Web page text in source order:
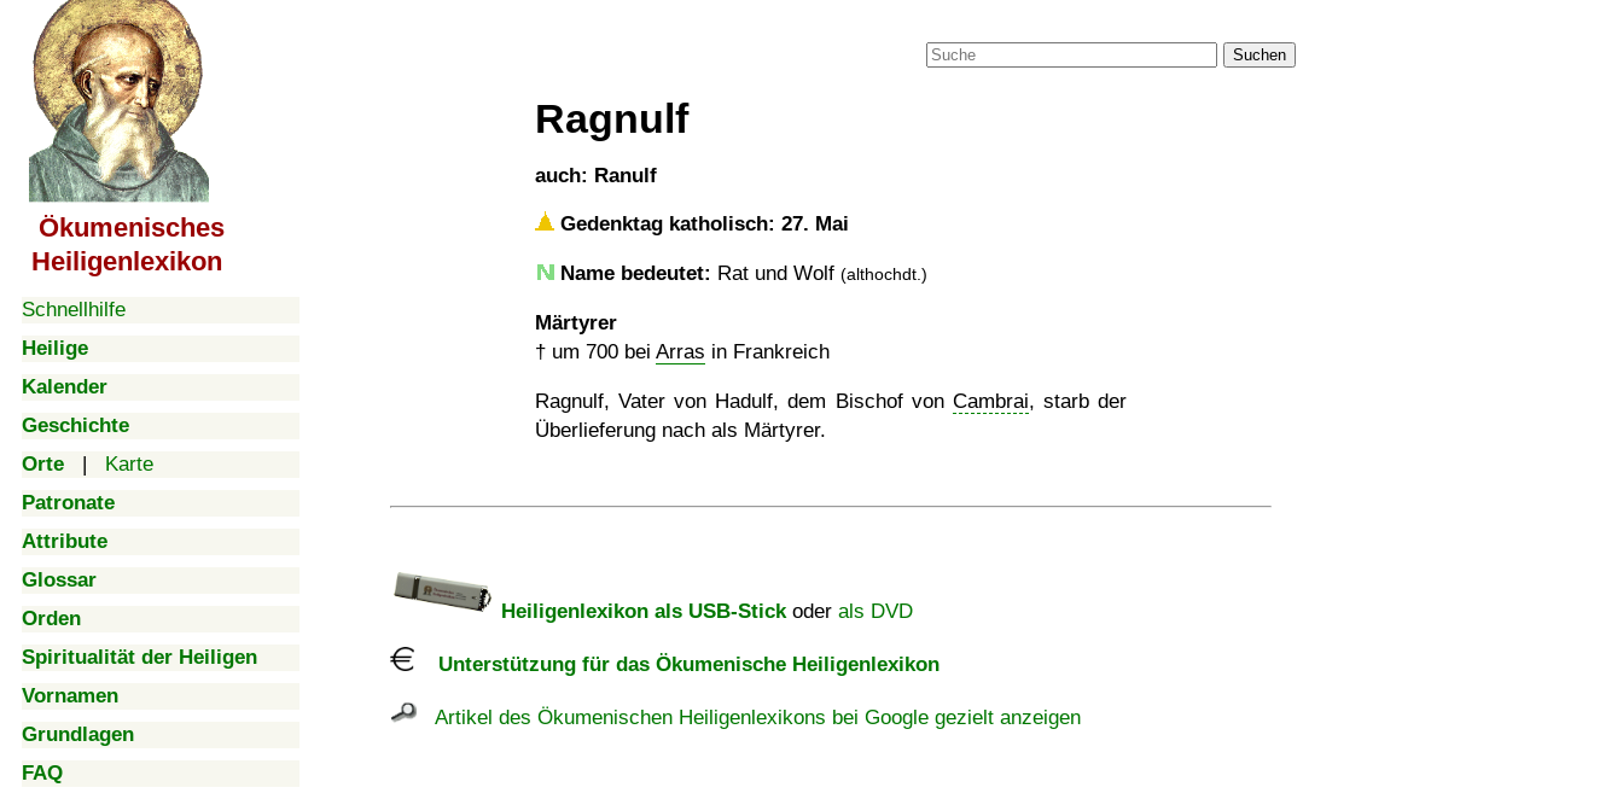
Ökumenisches
Heiligenlexikon
Schnellhilfe
Heilige
Kalender
Geschichte
Orte | Karte
Patronate
Attribute
Glossar
Orden
Spiritualität der Heiligen
Vornamen
Grundlagen
FAQ
Suchen
Ragnulf
auch: Ranulf
Gedenktag katholisch: 27. Mai
Name bedeutet: Rat und Wolf (althochdt.)
Märtyrer
† um 700 bei Arras in Frankreich
Ragnulf, Vater von Hadulf, dem Bischof von Cambrai, starb der
Überlieferung nach als Märtyrer.
Heiligenlexikon als USB-Stickoder als DVD
Unterstützung für das Ökumenische Heiligenlexikon
Artikel des Ökumenischen Heiligenlexikons bei Google gezielt anzeigen